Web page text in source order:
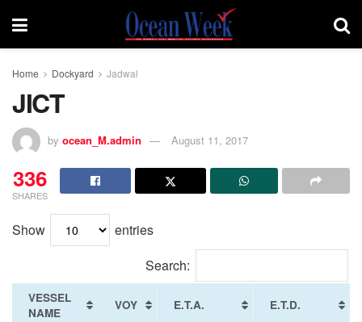
Home Dockyard Jadwal
JICT
by ocean_M.admin August 11, 2017
336
SHARES
Show
entries
Search:
VESSEL
NAME
VOY E.T.A. E.T.D.